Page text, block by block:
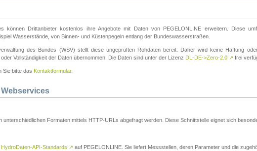
können Drittanbieter kostenlos ihre Angebote mit Daten von PEGELONLINE erweitern. Diese
Wasserstände, von Binnen- und Küstenpegeln entlang der Bundeswasserstraßen.
des Bundes (WSV) stellt diese ungeprüften Rohdaten bereit. Daher wird keine Haftung
Vollständigkeit der Daten übernommen. Die Daten sind unter der Lizenz DL-DE->Zero-2.0 ↗ frei
Sie bitte das Kontaktformular.
Webservices
unterschiedlichen Formaten mittels HTTP-URLs abgefragt werden. Diese Schnittstelle eignet sich
HydroDaten-API-Standards ↗ auf PEGELONLINE. Sie liefert Messstellen, deren Parameter und die